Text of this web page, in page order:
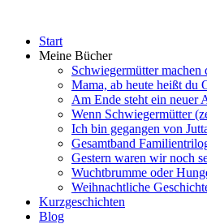
Start
Meine Bücher
Schwiegermütter machen
Mama, ab heute heißt du
Am Ende steht ein neuer
Wenn Schwiegermütter
Ich bin gegangen von
Gesamtband
Gestern waren wir noch
Wuchtbrumme oder
Weihnachtliche
Kurzgeschichten
Blog